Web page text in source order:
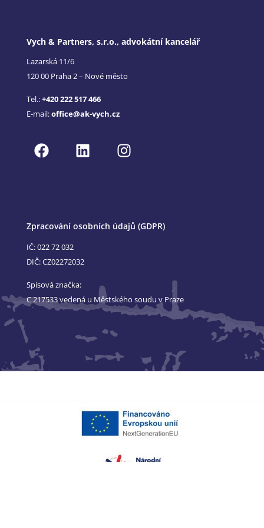
Vych & Partners, s.r.o., advokátní kancelář
Lazarská 11/6
120 00 Praha 2 – Nové město
Tel.:+420 222 517 466
E-mail:office@ak-vych.cz
Zpracování osobních údajů (GDPR)
IČ: 022 72 032
DIČ: CZ02272032
Spisová značka:
C 217533 vedená u Městského soudu v Praze